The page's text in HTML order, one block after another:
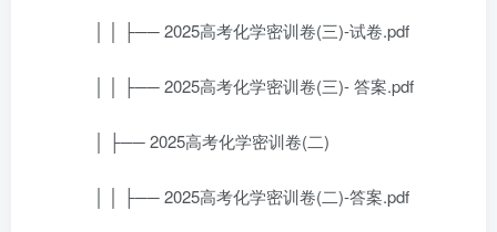
│ │ ├── 2025高考化学密训卷(三)-试卷.pdf
│ │ ├── 2025高考化学密训卷(三)- 答案.pdf
│ ├── 2025高考化学密训卷(二)
│ │ ├── 2025高考化学密训卷(二)-答案.pdf